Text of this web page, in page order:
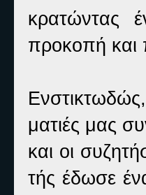
κρατώντας
προκοπή και
ματιές μας
και οι
τής έδωσε